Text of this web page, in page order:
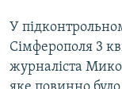
У
Сімферополя 3
журналіста